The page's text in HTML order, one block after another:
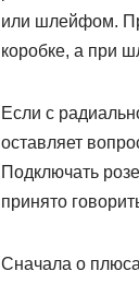
или шлейфом.
коробке, а при
Если с
оставляет
Подключать
принято
Сначала о